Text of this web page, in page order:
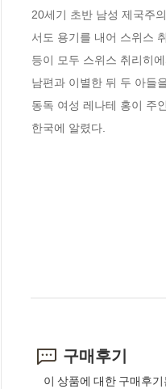
20세기 초반 남성 제국주
서도 용기를 내어 스위스
등이 모두 스위스 취리히
남편과 이별한 뒤 두 아들
동독 여성 레나테 홍이 주
한국에 알렸다.
구매후기
이 상품에 대한 구매후